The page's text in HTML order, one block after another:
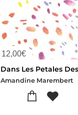
12,00€
Amandine Marembert